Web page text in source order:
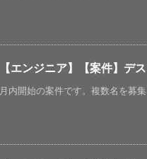
【エンジニア】【案件】デ
月内開始の案件です。複数名を募